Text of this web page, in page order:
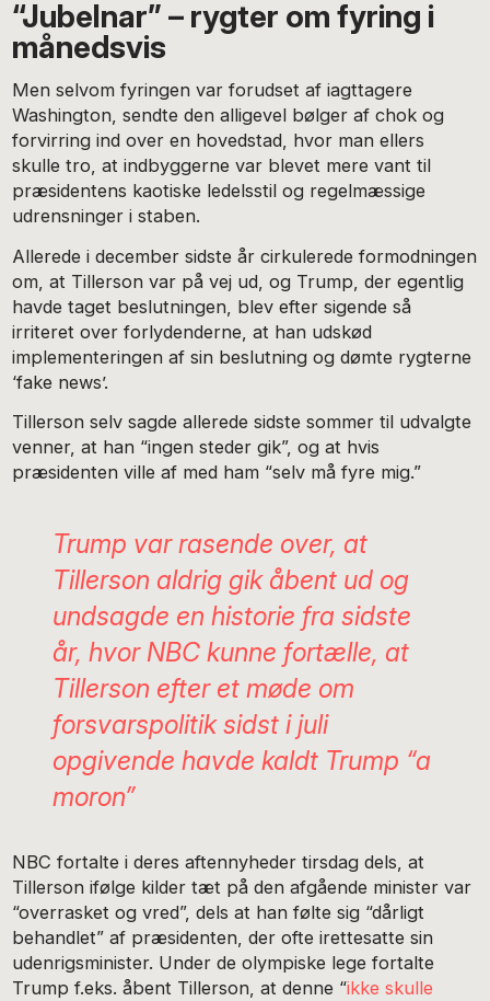
“Jubelnar” – rygter om fyring i
månedsvis
Men selvom fyringen var forudset af iagttagere
Washington, sendte den alligevel bølger af chok og
forvirring ind over en hovedstad, hvor man ellers
skulle tro, at indbyggerne var blevet mere vant til
præsidentens kaotiske ledelsstil og regelmæssige
udrensninger i staben.
Allerede i december sidste år cirkulerede formodningen
om, at Tillerson var på vej ud, og Trump, der egentlig
havde taget beslutningen, blev efter sigende så
irriteret over forlydenderne, at han udskød
implementeringen af sin beslutning og dømte rygterne
‘fake news’.
Tillerson selv sagde allerede sidste sommer til udvalgte
venner, at han “ingen steder gik”, og at hvis
præsidenten ville af med ham “selv må fyre mig.”
Trump var rasende over, at
Tillerson aldrig gik åbent ud og
undsagde en historie fra sidste
år, hvor NBC kunne fortælle, at
Tillerson efter et møde om
forsvarspolitik sidst i juli
opgivende havde kaldt Trump “a
moron”
NBC fortalte i deres aftennyheder tirsdag dels, at
Tillerson ifølge kilder tæt på den afgående minister var
“overrasket og vred”, dels at han følte sig “dårligt
behandlet” af præsidenten, der ofte irettesatte sin
udenrigsminister. Under de olympiske lege fortalte
Trump f.eks. åbent Tillerson, at denne “ikke skulle